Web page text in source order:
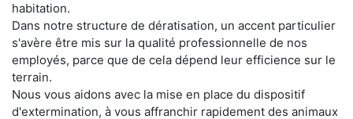
habitation.
Dans notre structure de dératisation, un accent particulier
s'avère être mis sur la qualité professionnelle de nos
employés, parce que de cela dépend leur efficience sur le
terrain.
Nous vous aidons avec la mise en place du dispositif
d'extermination, à vous affranchir rapidement des animaux